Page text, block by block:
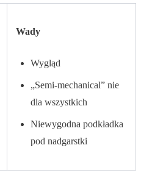
Wady
Wygląd
„Semi-mechanical” nie
dla wszystkich
Niewygodna podkładka
pod nadgarstki